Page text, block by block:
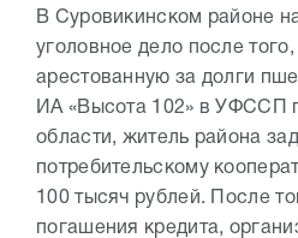
В Суровикинском районе
уголовное дело после
арестованную за долги
ИА «Высота 102» в УФССП
области, житель района
потребительскому
100 тысяч рублей. После
погашения кредита,